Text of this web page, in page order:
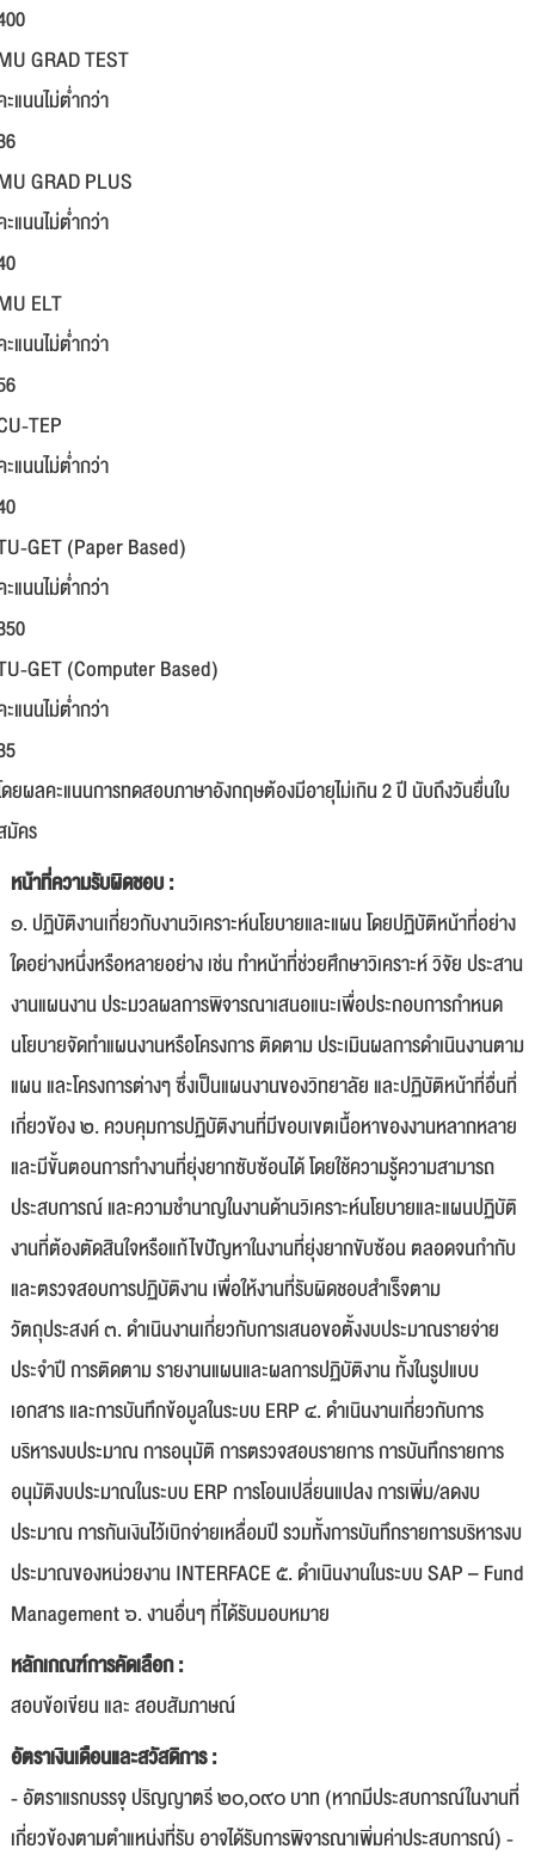
GRAD TEST
แนนไม่ต่ำกว่า
GRAD PLUS
แนนไม่ต่ำกว่า
ELT
แนนไม่ต่ำกว่า
TEP
แนนไม่ต่ำกว่า
GET (Paper Based)
แนนไม่ต่ำกว่า
GET (Computer Based)
แนนไม่ต่ำกว่า
ดยผลคะแนนการทดสอบภาษาอังกฤษต้องมีอายุไม่เกิน 2 ปี นับถึงวันยื่นใบ
มัคร
หน้าที่ความรับผิดชอบ :
๑. ปฏิบัติงานเกี่ยวกับงานวิเคราะห์นโยบายและแผน โดยปฏิบัติหน้าที่อย่าง
ใดอย่างหนึ่งหรือหลายอย่าง เช่น ทำหน้าที่ช่วยศึกษาวิเคราะห์ วิจัย ประสาน
งานแผนงาน ประมวลผลการพิจารณาเสนอแนะเพื่อประกอบการกำหนด
นโยบายจัดทำแผนงานหรือโครงการ ติดตาม ประเมินผลการดำเนินงานตาม
แผน และโครงการต่างๆ ซึ่งเป็นแผนงานของวิทยาลัย และปฏิบัติหน้าที่อื่นที่
เกี่ยวข้อง ๒. ควบคุมการปฏิบัติงานที่มีขอบเขตเนื้อหาของงานหลากหลาย
และมีขั้นตอนการทำงานที่ยุ่งยากซับซ้อนได้ โดยใช้ความรู้ความสามารถ
ประสบการณ์ และความชำนาญในงานด้านวิเคราะห์นโยบายและแผนปฏิบัติ
งานที่ต้องตัดสินใจหรือแก้ไขปัญหาในงานที่ยุ่งยากขับซ้อน ตลอดจนกำกับ
และตรวจสอบการปฏิบัติงาน เพื่อให้งานที่รับผิดชอบสำเร็จตาม
วัตถุประสงค์ ๓. ดำเนินงานเกี่ยวกับการเสนอขอตั้งงบประมาณรายจ่าย
ประจำปี การติดตาม รายงานแผนและผลการปฏิบัติงาน ทั้งในรูปแบบ
เอกสาร และการบันทึกข้อมูลในระบบ ERP ๔. ดำเนินงานเกี่ยวกับการ
บริหารงบประมาณ การอนุมัติ การตรวจสอบรายการ การบันทึกรายการ
อนุมัติงบประมาณในระบบ ERP การโอนเปลี่ยนแปลง การเพิ่ม/ลดงบ
ประมาณ การกันเงินไว้เบิกจ่ายเหลื่อมปี รวมทั้งการบันทึกรายการบริหารงบ
ประมาณของหน่วยงาน INTERFACE ๕. ดำเนินงานในระบบ SAP – Fund
Management ๖. งานอื่นๆ ที่ได้รับมอบหมาย
หลักเกณฑ์การคัดเลือก :
สอบข้อเขียน และ สอบสัมภาษณ์
อัตราเงินเดือนและสวัสดิการ :
- อัตราแรกบรรจุ ปริญญาตรี ๒๐,๐๙๐ บาท (หากมีประสบการณ์ในงานที่
เกี่ยวข้องตามตำแหน่งที่รับ อาจได้รับการพิจารณาเพิ่มค่าประสบการณ์) -